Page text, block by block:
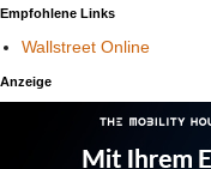
Empfohlene Links
Wallstreet Online
Anzeige